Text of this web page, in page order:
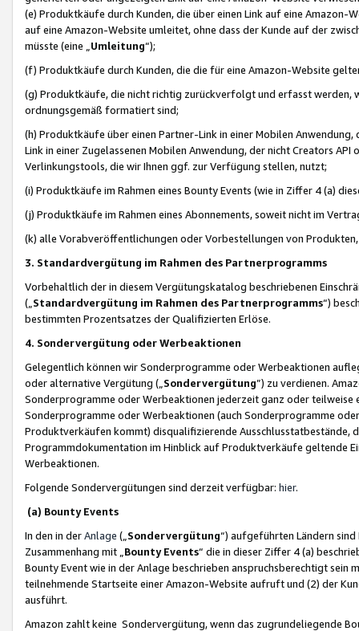
(e) Produktkäufe durch Kunden, die über einen Link auf eine
auf eine Amazon-Website umleitet, ohne dass der Kunde auf der
müsste (eine „ Umleitung“);
(f) Produktkäufe durch Kunden, die die für eine Amazon-Website
(g) Produktkäufe, die nicht richtig zurückverfolgt und erfasst werden,
ordnungsgemäß formatiert sind;
(h) Produktkäufe über einen Partner-Link in einer Mobilen
Link in einer Zugelassenen Mobilen Anwendung, der nicht Creators
Verlinkungstools, die wir Ihnen ggf. zur Verfügung stellen, nutzt;
(i) Produktkäufe im Rahmen eines Bounty Events (wie in Ziffer 4 (a)
(j) Produktkäufe im Rahmen eines Abonnements, soweit nicht im
(k) alle Vorabveröffentlichungen oder Vorbestellungen von
3. Standardvergütung im Rahmen des Partnerprogramms
Vorbehaltlich der in diesem Vergütungskatalog beschriebenen
(„ Standardvergütung im Rahmen des Partnerprogramms“)
bestimmten Prozentsatzes der Qualifizierten Erlöse.
4. Sondervergütung oder Werbeaktionen
Gelegentlich können wir Sonderprogramme oder Werbeaktionen
oder alternative Vergütung („ Sondervergütung”) zu verdienen.
Sonderprogramme oder Werbeaktionen jederzeit ganz oder
Sonderprogramme oder Werbeaktionen (auch Sonderprogramme
Produktverkäufen kommt) disqualifizierende Ausschlusstatbestände,
Programmdokumentation im Hinblick auf Produktverkäufe geltende
Werbeaktionen.
Folgende Sondervergütungen sind derzeit verfügbar: hier.
(a) Bounty Events
In den in derAnlage („ Sondervergütung“) aufgeführten Ländern
Zusammenhang mit „ Bounty Events“ die in dieser Ziffer 4 (a)
Bounty Event wie in der Anlage beschrieben anspruchsberechtigt sein
teilnehmende Startseite einer Amazon-Website aufruft und (2) der
ausführt.
Amazon zahlt keine Sondervergütung, wenn das zugrundeliegende